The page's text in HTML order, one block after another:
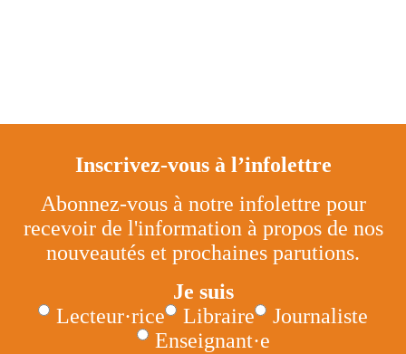
Inscrivez-vous à l’infolettre
Abonnez-vous à notre infolettre pour
recevoir de l'information à propos de nos
nouveautés et prochaines parutions.
Je suis
Lecteur·rice
Libraire
Journaliste
Enseignant·e